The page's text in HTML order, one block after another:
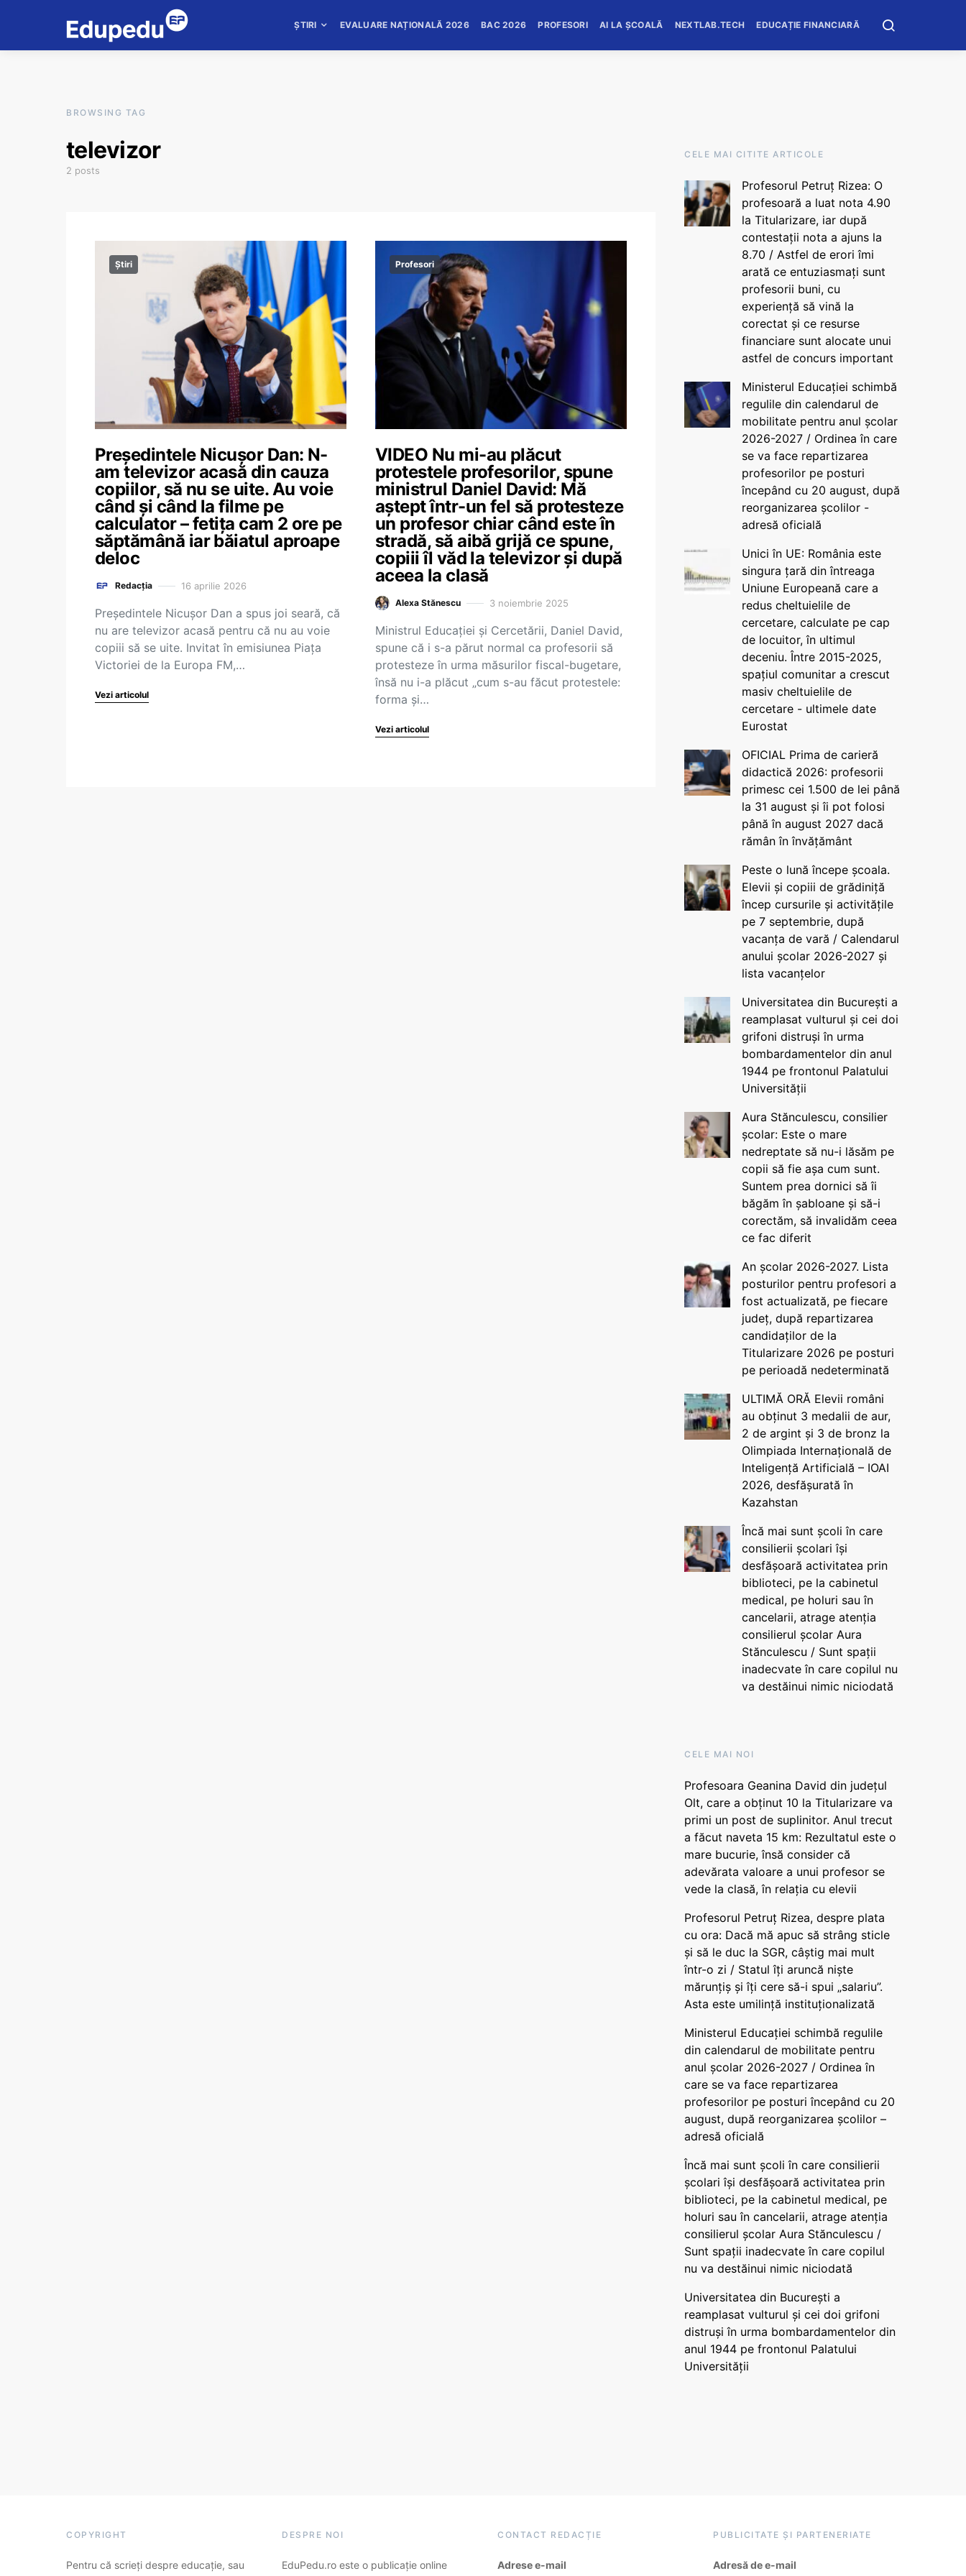
ȘTIRI EVALUARE NAȚIONALĂ 2026 BAC 2026 PROFESORI AI LA ȘCOALĂ NEXTLAB.TECH EDUCAȚIE FINANCIARĂ
BROWSING TAG
televizor
2 posts
Știri
Președintele Nicușor Dan: N-
am televizor acasă din cauza
copiilor, să nu se uite. Au voie
când și când la filme pe
calculator – fetița cam 2 ore pe
săptămână iar băiatul aproape
deloc
Redacția 16 aprilie 2026
Președintele Nicușor Dan a spus joi seară, că
nu are televizor acasă pentru că nu au voie
copiii să se uite. Invitat în emisiunea Piața
Victoriei de la Europa FM,…
Vezi articolul
Profesori
VIDEO Nu mi-au plăcut
protestele profesorilor, spune
ministrul Daniel David: Mă
aștept într-un fel să protesteze
un profesor chiar când este în
stradă, să aibă grijă ce spune,
copiii îl văd la televizor și după
aceea la clasă
Alexa Stănescu 3 noiembrie 2025
Ministrul Educației și Cercetării, Daniel David,
spune că i s-a părut normal ca profesorii să
protesteze în urma măsurilor fiscal-bugetare,
însă nu i-a plăcut „cum s-au făcut protestele:
forma și…
Vezi articolul
CELE MAI CITITE ARTICOLE
Profesorul Petruț Rizea: O
profesoară a luat nota 4.90
la Titularizare, iar după
contestații nota a ajuns la
8.70 / Astfel de erori îmi
arată ce entuziasmați sunt
profesorii buni, cu
experiență să vină la
corectat și ce resurse
financiare sunt alocate unui
astfel de concurs important
Ministerul Educației schimbă
regulile din calendarul de
mobilitate pentru anul școlar
2026-2027 / Ordinea în care
se va face repartizarea
profesorilor pe posturi
începând cu 20 august, după
reorganizarea școlilor -
adresă oficială
Unici în UE: România este
singura țară din întreaga
Uniune Europeană care a
redus cheltuielile de
cercetare, calculate pe cap
de locuitor, în ultimul
deceniu. Între 2015-2025,
spațiul comunitar a crescut
masiv cheltuielile de
cercetare - ultimele date
Eurostat
OFICIAL Prima de carieră
didactică 2026: profesorii
primesc cei 1.500 de lei până
la 31 august și îi pot folosi
până în august 2027 dacă
rămân în învățământ
Peste o lună începe școala.
Elevii și copiii de grădiniță
încep cursurile și activitățile
pe 7 septembrie, după
vacanța de vară / Calendarul
anului școlar 2026-2027 și
lista vacanțelor
Universitatea din București a
reamplasat vulturul și cei doi
grifoni distruși în urma
bombardamentelor din anul
1944 pe frontonul Palatului
Universității
Aura Stănculescu, consilier
școlar: Este o mare
nedreptate să nu-i lăsăm pe
copii să fie așa cum sunt.
Suntem prea dornici să îi
băgăm în șabloane și să-i
corectăm, să invalidăm ceea
ce fac diferit
An școlar 2026-2027. Lista
posturilor pentru profesori a
fost actualizată, pe fiecare
județ, după repartizarea
candidaților de la
Titularizare 2026 pe posturi
pe perioadă nedeterminată
ULTIMĂ ORĂ Elevii români
au obținut 3 medalii de aur,
2 de argint și 3 de bronz la
Olimpiada Internațională de
Inteligență Artificială – IOAI
2026, desfășurată în
Kazahstan
Încă mai sunt școli în care
consilierii școlari își
desfășoară activitatea prin
biblioteci, pe la cabinetul
medical, pe holuri sau în
cancelarii, atrage atenția
consilierul școlar Aura
Stănculescu / Sunt spații
inadecvate în care copilul nu
va destăinui nimic niciodată
CELE MAI NOI
Profesoara Geanina David din județul
Olt, care a obținut 10 la Titularizare va
primi un post de suplinitor. Anul trecut
a făcut naveta 15 km: Rezultatul este o
mare bucurie, însă consider că
adevărata valoare a unui profesor se
vede la clasă, în relația cu elevii
Profesorul Petruț Rizea, despre plata
cu ora: Dacă mă apuc să strâng sticle
și să le duc la SGR, câștig mai mult
într-o zi / Statul îți aruncă niște
mărunțiș și îți cere să-i spui „salariu”.
Asta este umilință instituționalizată
Ministerul Educației schimbă regulile
din calendarul de mobilitate pentru
anul școlar 2026-2027 / Ordinea în
care se va face repartizarea
profesorilor pe posturi începând cu 20
august, după reorganizarea școlilor –
adresă oficială
Încă mai sunt școli în care consilierii
școlari își desfășoară activitatea prin
biblioteci, pe la cabinetul medical, pe
holuri sau în cancelarii, atrage atenția
consilierul școlar Aura Stănculescu /
Sunt spații inadecvate în care copilul
nu va destăinui nimic niciodată
Universitatea din București a
reamplasat vulturul și cei doi grifoni
distruși în urma bombardamentelor din
anul 1944 pe frontonul Palatului
Universității
COPYRIGHT
Pentru că scrieți despre educație, sau
DESPRE NOI
EduPedu.ro este o publicație online
CONTACT REDACȚIE
Adrese e-mail
PUBLICITATE ȘI PARTENERIATE
Adresă de e-mail